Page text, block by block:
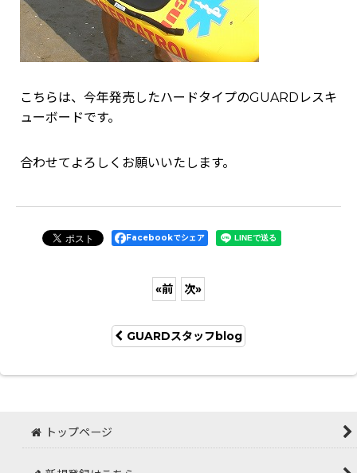
こちらは、今年発売したハードタイプのGUARDレスキ
ューボードです。
合わせてよろしくお願いいたします。
Facebookでシェア
«前 次»
GUARDスタッフblog
トップページ